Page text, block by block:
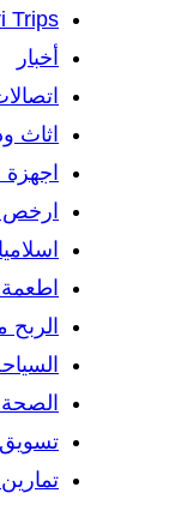
Trips
أخبار
اثاث
اجهزة
ارخص
الربح
تسويق